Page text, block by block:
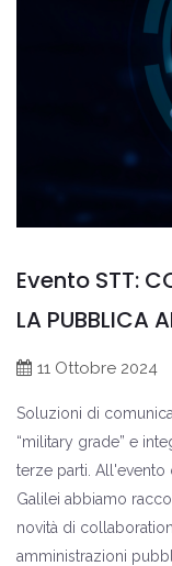
Evento STT:
LA PUBBLICA
11 Ottobre 2024
Soluzioni di
“military grade” e
terze parti. All'evento
Galilei abbiamo
novità di
amministrazioni